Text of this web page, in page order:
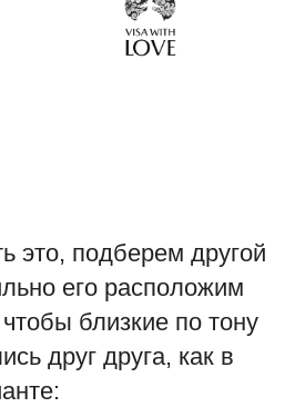
это, подберем другой
его расположим
близкие по тону
друг друга, как в